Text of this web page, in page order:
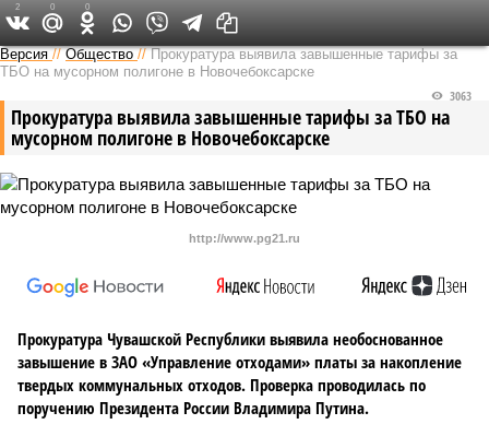
Версия в Чувашии
Версия //Общество //Прокуратура выявила завышенные тарифы за
ТБО на мусорном полигоне в Новочебоксарске
Прокуратура выявила завышенные тарифы за ТБО на
мусорном полигоне в Новочебоксарске
3063
http://www.pg21.ru
Прокуратура Чувашской Республики выявила необоснованное
завышение в ЗАО «Управление отходами» платы за накопление
твердых коммунальных отходов. Проверка проводилась по
поручению Президента России Владимира Путина.
2 0 0